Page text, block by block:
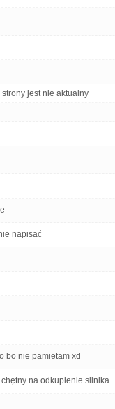
strony jest nie aktualny
napisać
bo nie pamietam xd
na odkupienie silnika.